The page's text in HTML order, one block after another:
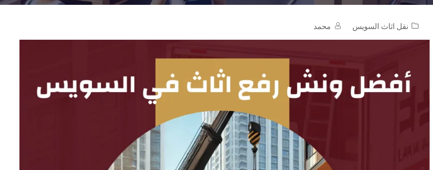
نقل اثاث السويس محمد